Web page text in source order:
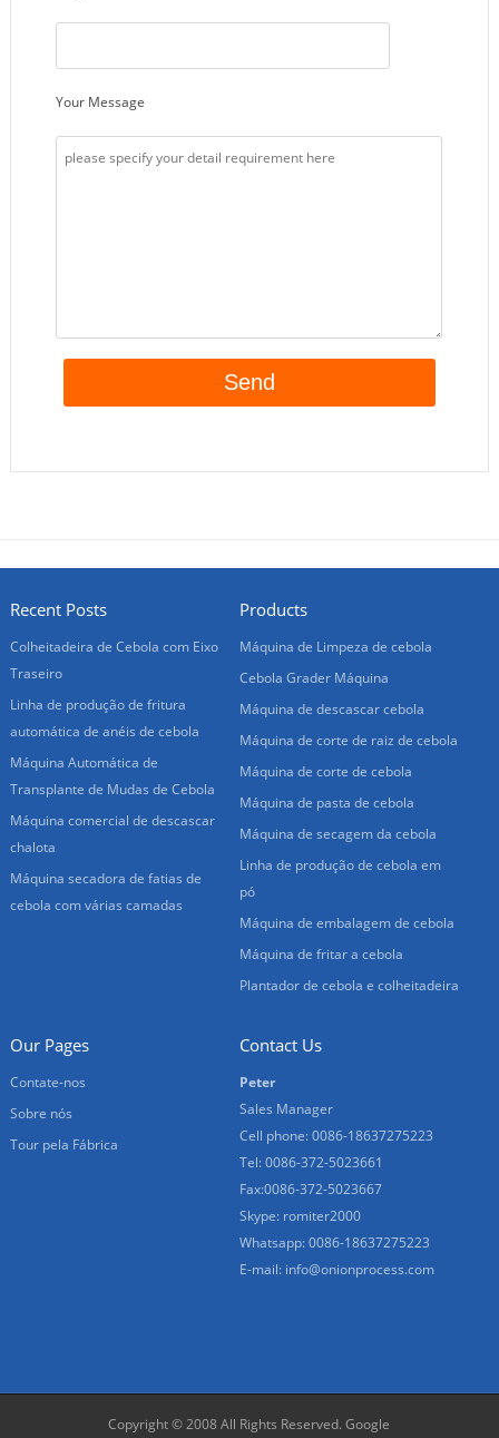
Your Message
Recent Posts
Colheitadeira de Cebola com Eixo
Traseiro
Linha de produção de fritura
automática de anéis de cebola
Máquina Automática de
Transplante de Mudas de Cebola
Máquina comercial de descascar
chalota
Máquina secadora de fatias de
cebola com várias camadas
Products
Máquina de Limpeza de cebola
Cebola Grader Máquina
Máquina de descascar cebola
Máquina de corte de raiz de cebola
Máquina de corte de cebola
Máquina de pasta de cebola
Máquina de secagem da cebola
Linha de produção de cebola em
pó
Máquina de embalagem de cebola
Máquina de fritar a cebola
Plantador de cebola e colheitadeira
Our Pages
Contate-nos
Sobre nós
Tour pela Fábrica
Contact Us
Peter
Sales Manager
Cell phone: 0086-18637275223
Tel: 0086-372-5023661
Fax:0086-372-5023667
Skype: romiter2000
Whatsapp: 0086-18637275223
E-mail: info@onionprocess.com
Copyright © 2008 All Rights Reserved.Google